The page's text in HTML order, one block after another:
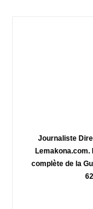
Journaliste
complète de la